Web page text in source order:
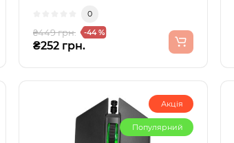
0
₴449 грн. -44 %
₴252 грн.
Акція
Популярний